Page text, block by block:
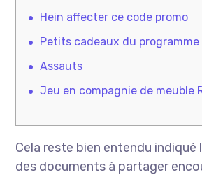
Hein affecter ce code promo
Petits cadeaux du programme
Assauts
Jeu en compagnie de meuble
Cela reste bien entendu indiqué
des documents à partager